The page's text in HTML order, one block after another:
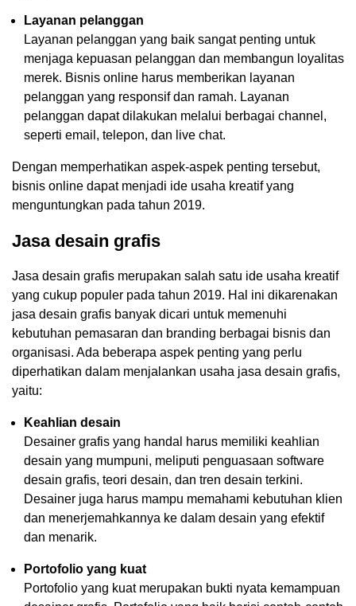
Layanan pelanggan
Layanan pelanggan yang baik sangat penting untuk
menjaga kepuasan pelanggan dan membangun loyalitas
merek. Bisnis online harus memberikan layanan
pelanggan yang responsif dan ramah. Layanan
pelanggan dapat dilakukan melalui berbagai channel,
seperti email, telepon, dan live chat.
Dengan memperhatikan aspek-aspek penting tersebut,
bisnis online dapat menjadi ide usaha kreatif yang
menguntungkan pada tahun 2019.
Jasa desain grafis
Jasa desain grafis merupakan salah satu ide usaha kreatif
yang cukup populer pada tahun 2019. Hal ini dikarenakan
jasa desain grafis banyak dicari untuk memenuhi
kebutuhan pemasaran dan branding berbagai bisnis dan
organisasi. Ada beberapa aspek penting yang perlu
diperhatikan dalam menjalankan usaha jasa desain grafis,
yaitu:
Keahlian desain
Desainer grafis yang handal harus memiliki keahlian
desain yang mumpuni, meliputi penguasaan software
desain grafis, teori desain, dan tren desain terkini.
Desainer juga harus mampu memahami kebutuhan klien
dan menerjemahkannya ke dalam desain yang efektif
dan menarik.
Portofolio yang kuat
Portofolio yang kuat merupakan bukti nyata kemampuan